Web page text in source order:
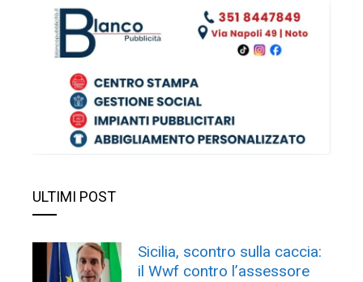
ULTIMI POST
Sicilia, scontro sulla caccia:
il Wwf contro l’assessore